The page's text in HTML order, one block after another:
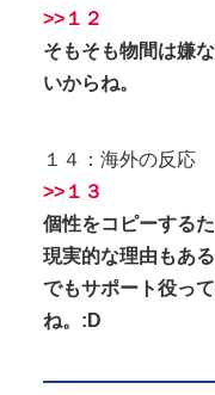
>>１２
そもそも物間は嫌
いからね。
１４：海外の反応
>>１３
個性をコピーする
現実的な理由もあ
でもサポート役っ
ね。:D